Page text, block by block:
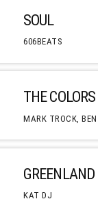
SOUL
606BEATS
THE
MARK TROCK,
GREENLAND
KAT DJ